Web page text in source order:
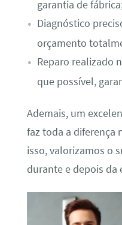
garantia de
Diagnóstico
orçamento
Reparo realizado
que possível,
Ademais, um
faz toda a diferença
isso, valorizamos o
durante e depois da